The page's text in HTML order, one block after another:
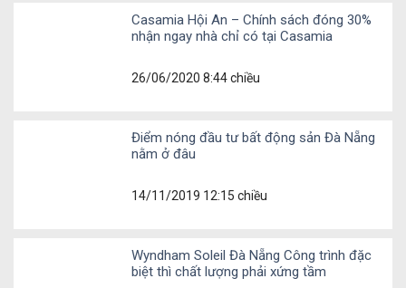
Casamia Hội An – Chính sách đóng 30%
nhận ngay nhà chỉ có tại Casamia
26/06/2020 8:44 chiều
Điểm nóng đầu tư bất động sản Đà Nẵng
nằm ở đâu
14/11/2019 12:15 chiều
Wyndham Soleil Đà Nẵng Công trình đặc
biệt thì chất lượng phải xứng tầm